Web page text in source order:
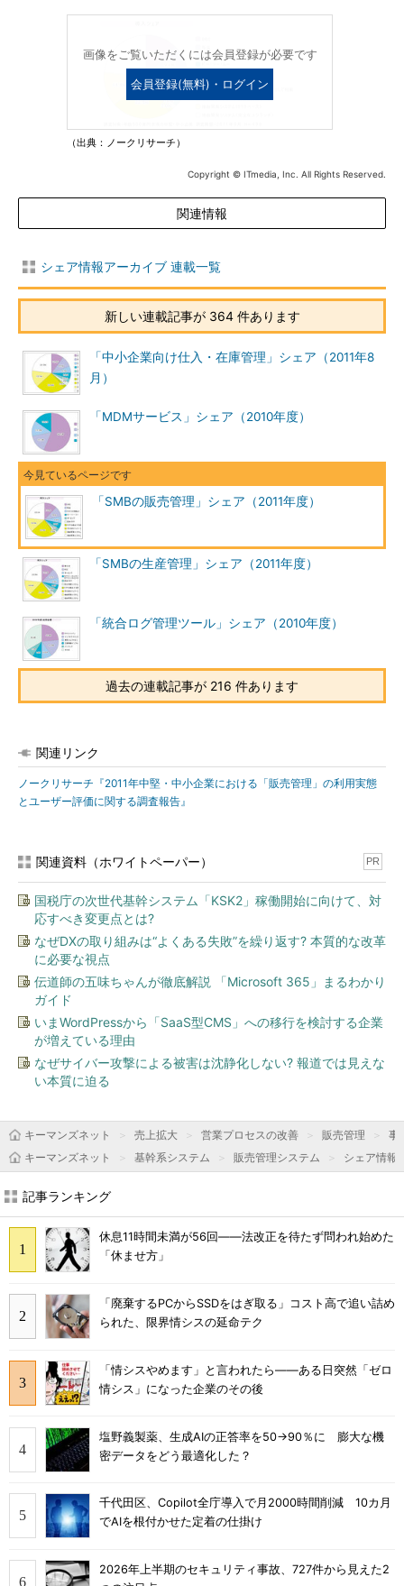
画像をご覧いただくには会員登録が必要です
会員登録(無料)・ログイン
（出典：ノークリサーチ）
Copyright © ITmedia, Inc. All Rights Reserved.
関連情報
シェア情報アーカイブ 連載一覧
新しい連載記事が 364 件あります
「中小企業向け仕入・在庫管理」シェア（2011年8
月）
「MDMサービス」シェア（2010年度）
「SMBの販売管理」シェア（2011年度）
「SMBの生産管理」シェア（2011年度）
「統合ログ管理ツール」シェア（2010年度）
過去の連載記事が 216 件あります
関連リンク
ノークリサーチ『2011年中堅・中小企業における「販売管理」の利用実態
とユーザー評価に関する調査報告』
関連資料（ホワイトペーパー） PR
国税庁の次世代基幹システム「KSK2」稼働開始に向けて、対
応すべき変更点とは?
なぜDXの取り組みは“よくある失敗”を繰り返す? 本質的な改革
に必要な視点
伝道師の五味ちゃんが徹底解説 「Microsoft 365」まるわかり
ガイド
いまWordPressから「SaaS型CMS」への移行を検討する企業
が増えている理由
なぜサイバー攻撃による被害は沈静化しない? 報道では見えな
い本質に迫る
キーマンズネット 売上拡大 営業プロセスの改善 販売管理
事
キーマンズネット
基幹系システム 販売管理システム シェア情報
記事ランキング
休息11時間未満が56回――法改正を待たず問われ始めた
「休ませ方」
「廃棄するPCからSSDをはぎ取る」コスト高で追い詰め
られた、限界情シスの延命テク
「情シスやめます」と言われたら――ある日突然「ゼロ
情シス」になった企業のその後
塩野義製薬、生成AIの正答率を50→90％に 膨大な機
密データをどう最適化した？
千代田区、Copilot全庁導入で月2000時間削減 10カ月
でAIを根付かせた定着の仕掛け
2026年上半期のセキュリティ事故、727件から見えた2